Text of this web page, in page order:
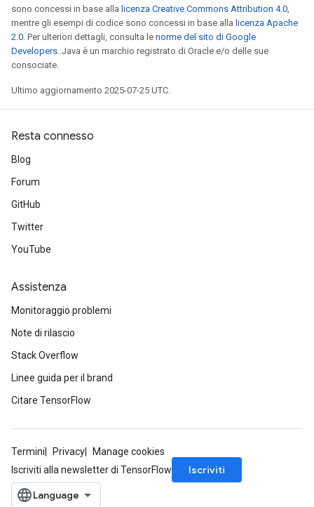
sono concessi in base alla licenza Creative Commons Attribution 4.0,
mentre gli esempi di codice sono concessi in base alla licenza Apache
2.0. Per ulteriori dettagli, consulta le norme del sito di Google
Developers. Java è un marchio registrato di Oracle e/o delle sue
consociate.
Ultimo aggiornamento 2025-07-25 UTC.
Resta connesso
Blog
Forum
GitHub
Twitter
YouTube
Assistenza
Monitoraggio problemi
Note di rilascio
Stack Overflow
Linee guida per il brand
Citare TensorFlow
Termini Privacy
Manage cookies
Iscriviti alla newsletter di TensorFlow
Iscriviti